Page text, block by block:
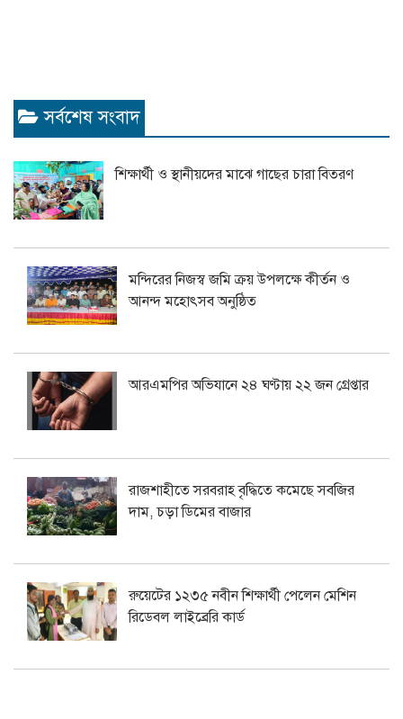
সর্বশেষ সংবাদ
শিক্ষার্থী ও স্থানীয়দের মাঝে গাছের চারা বিতরণ
মন্দিরের নিজস্ব জমি ক্রয় উপলক্ষে কীর্তন ও
আনন্দ মহোৎসব অনুষ্ঠিত
আরএমপির অভিযানে ২৪ ঘণ্টায় ২২ জন গ্রেপ্তার
রাজশাহীতে সরবরাহ বৃদ্ধিতে কমেছে সবজির
দাম, চড়া ডিমের বাজার
রুয়েটের ১২৩৫ নবীন শিক্ষার্থী পেলেন মেশিন
রিডেবল লাইব্রেরি কার্ড